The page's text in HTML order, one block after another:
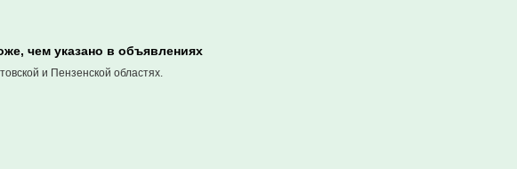
чем указано в объявлениях
и Пензенской областях.